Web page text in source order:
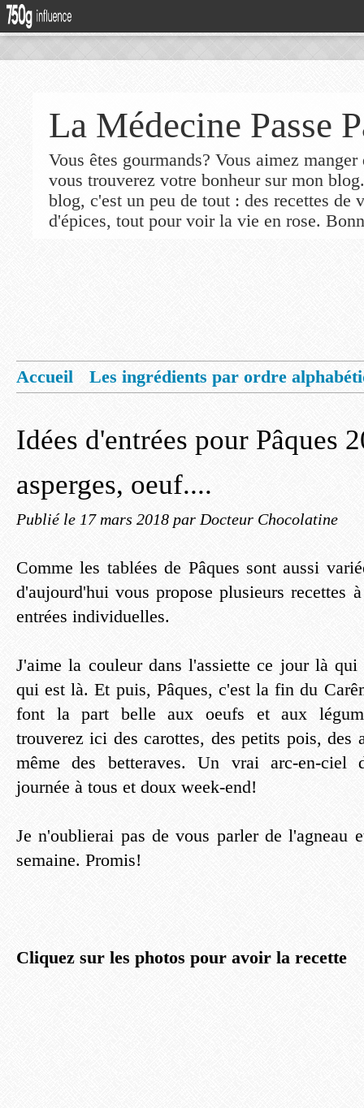
La Médecine Passe
Vous êtes gourmands? Vous aimez
vous trouverez votre bonheur sur mon
blog, c'est un peu de tout : des recettes de
d'épices, tout pour voir la vie en rose.
Accueil
Les ingrédients par ordre
Idées d'entrées pour Pâques
asperges, oeuf....
Publié le 17 mars 2018 par Docteur Chocolatine
Comme les tablées de Pâques sont aussi
d'aujourd'hui vous propose plusieurs recettes
entrées individuelles.
J'aime la couleur dans l'assiette ce jour là
qui est là. Et puis, Pâques, c'est la fin du
font la part belle aux oeufs et aux
trouverez ici des carottes, des petits pois, des
même des betteraves. Un vrai arc-en-ciel
journée à tous et doux week-end!
Je n'oublierai pas de vous parler de l'agneau
semaine. Promis!
Cliquez sur les photos pour avoir la recette